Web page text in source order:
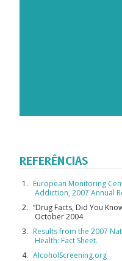
REFERÊNCIAS
European Monitoring
Addiction, 2007 Annual
“Drug Facts, Did You
October 2004
Results from the 2007
Health: Fact Sheet.
AlcoholScreening.org